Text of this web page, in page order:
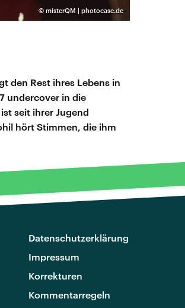
© misterQM | photocase.de
den Rest ihres Lebens in
undercover in die
seit ihrer Jugend
hört Stimmen, die ihm
Datenschutzerklärung
Impressum
Korrekturen
Kommentarregeln